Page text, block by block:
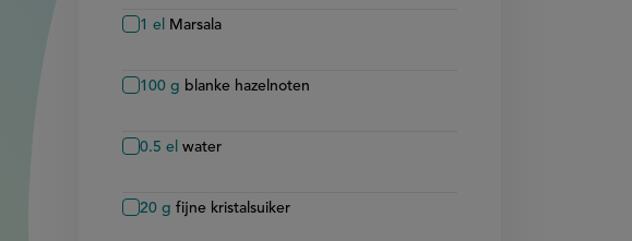
1 el Marsala
100 g blanke hazelnoten
0.5 el water
20 g fijne kristalsuiker